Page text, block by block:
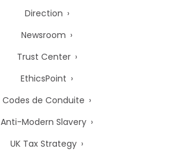
Direction
Newsroom
Trust Center
EthicsPoint
Codes de Conduite
Anti-Modern Slavery
UK Tax Strategy